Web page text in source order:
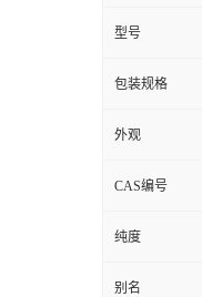
型号
包装规格
外观
CAS编号
纯度
别名